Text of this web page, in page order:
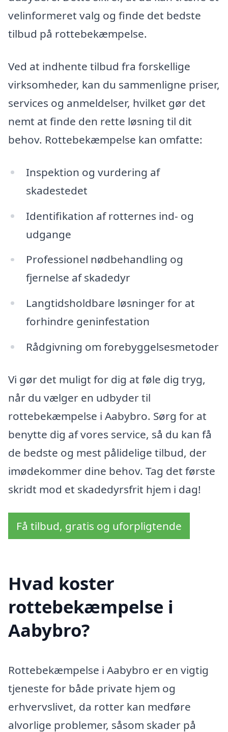
velinformeret valg og finde det bedste
tilbud på rottebekæmpelse.
Ved at indhente tilbud fra forskellige
virksomheder, kan du sammenligne priser,
services og anmeldelser, hvilket gør det
nemt at finde den rette løsning til dit
behov. Rottebekæmpelse kan omfatte:
Inspektion og vurdering af
skadestedet
Identifikation af rotternes ind- og
udgange
Professionel nødbehandling og
fjernelse af skadedyr
Langtidsholdbare løsninger for at
forhindre geninfestation
Rådgivning om forebyggelsesmetoder
Vi gør det muligt for dig at føle dig tryg,
når du vælger en udbyder til
rottebekæmpelse i Aabybro. Sørg for at
benytte dig af vores service, så du kan få
de bedste og mest pålidelige tilbud, der
imødekommer dine behov. Tag det første
skridt mod et skadedyrsfrit hjem i dag!
Få tilbud, gratis og uforpligtende
Hvad koster
rottebekæmpelse i
Aabybro?
Rottebekæmpelse i Aabybro er en vigtig
tjeneste for både private hjem og
erhvervslivet, da rotter kan medføre
alvorlige problemer, såsom skader på